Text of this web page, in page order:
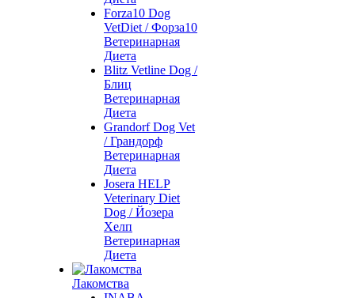
Forza10 Dog
VetDiet / Форза10
Ветеринарная
Диета
Blitz Vetline Dog /
Блиц
Ветеринарная
Диета
Grandorf Dog Vet
/ Грандорф
Ветеринарная
Диета
Josera HELP
Veterinary Diet
Dog / Йозера
Хелп
Ветеринарная
Диета
Лакомства